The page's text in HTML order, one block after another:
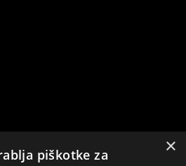
×
piškotke za